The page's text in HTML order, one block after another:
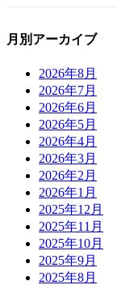
月別アーカイブ
2026年8月
2026年7月
2026年6月
2026年5月
2026年4月
2026年3月
2026年2月
2026年1月
2025年12月
2025年11月
2025年10月
2025年9月
2025年8月